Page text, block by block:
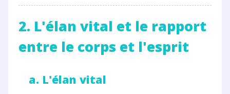
2. L'élan vital et le rapport
entre le corps et l'esprit
a. L'élan vital